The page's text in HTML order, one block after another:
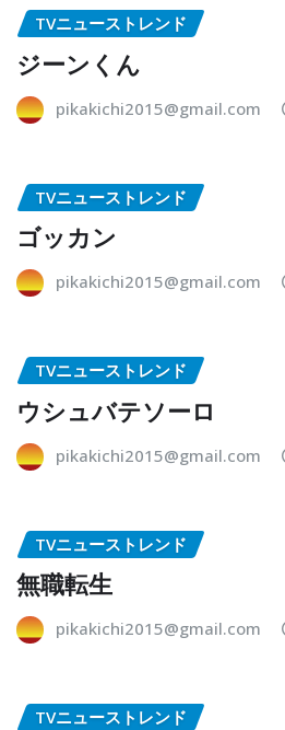
TVニューストレンド
ジーンくん
pikakichi2015@gmail.com
TVニューストレンド
ゴッカン
pikakichi2015@gmail.com
TVニューストレンド
ウシュバテソーロ
pikakichi2015@gmail.com
TVニューストレンド
無職転生
pikakichi2015@gmail.com
TVニューストレンド